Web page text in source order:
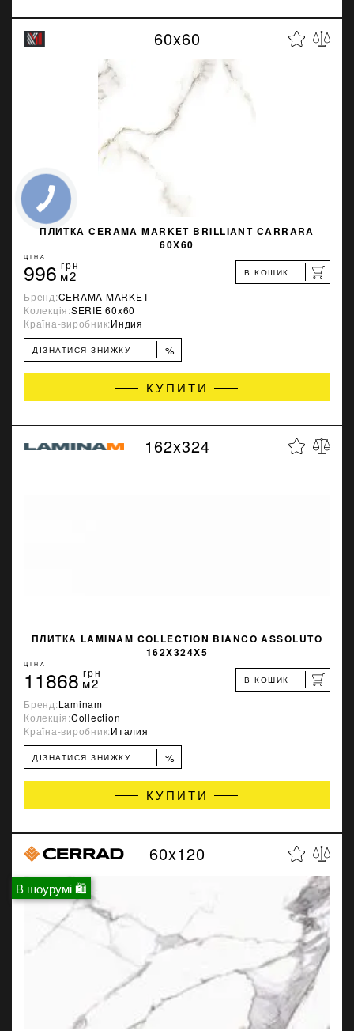
60x60
ПЛИТКА CERAMA MARKET BRILLIANT CARRARA
60Х60
ЦІНА
996 грн
м2 В КОШИК
Бренд:CERAMA MARKET
Колекція:SERIE 60x60
Країна-виробник:Индия
ДІЗНАТИСЯ ЗНИЖКУ %
КУПИТИ
162x324
ПЛИТКА LAMINAM COLLECTION BIANCO ASSOLUTO
162X324X5
ЦІНА
11868 грн
м2 В КОШИК
Бренд:Laminam
Колекція:Collection
Країна-виробник:Италия
ДІЗНАТИСЯ ЗНИЖКУ %
КУПИТИ
В шоурумі 🛍
60x120